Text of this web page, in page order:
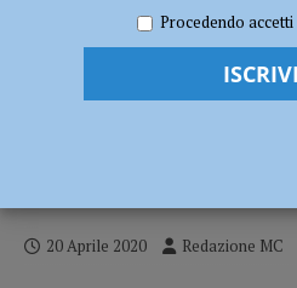
(FdI): “Vanno fatti i tamponi a tutti,
dell’emergenza” – AUDIO
Coronavirus, Callori
20 Aprile 2020 Redazione MC
Procedendo